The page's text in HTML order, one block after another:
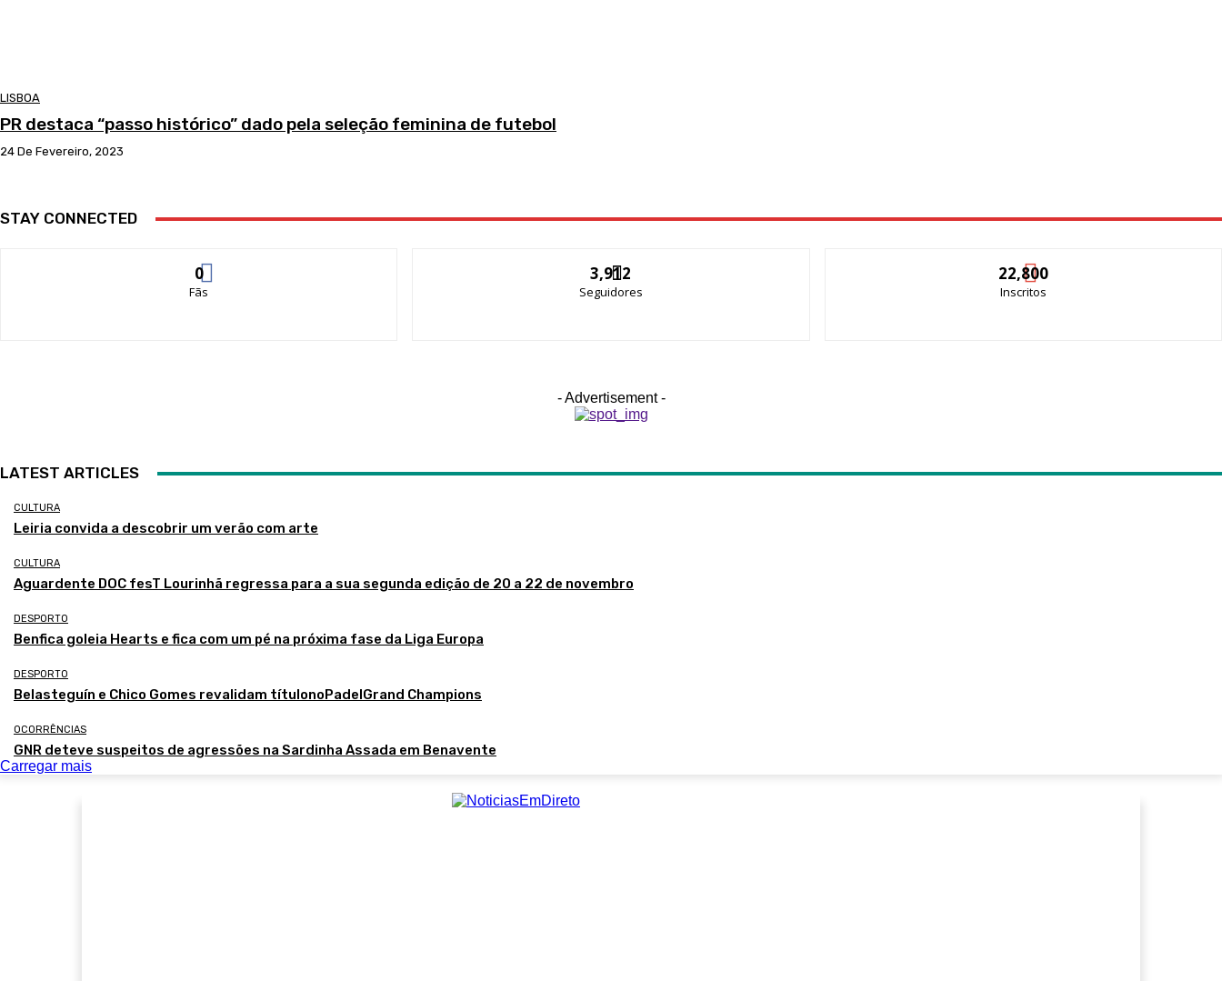
LISBOA
PR destaca “passo histórico” dado pela seleção feminina de futebol
24 De Fevereiro, 2023
STAY CONNECTED
0
Fãs
3,912
Seguidores
22,800
Inscritos
- Advertisement -
LATEST ARTICLES
CULTURA
Leiria convida a descobrir um verão com arte
CULTURA
Aguardente DOC fesT Lourinhã regressa para a sua segunda edição de 20 a 22 de novembro
DESPORTO
Benfica goleia Hearts e fica com um pé na próxima fase da Liga Europa
DESPORTO
Belasteguín e Chico Gomes revalidam títulonoPadelGrand Champions
OCORRÊNCIAS
GNR deteve suspeitos de agressões na Sardinha Assada em Benavente
Carregar mais